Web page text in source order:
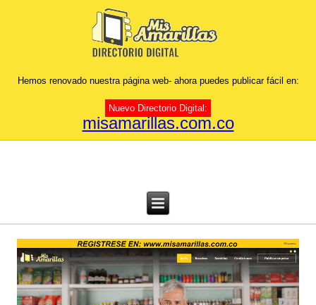
Hemos renovado nuestra página web- ahora puedes publicar fácil en:
Nuevo Directorio Digital:
misamarillas.com.co